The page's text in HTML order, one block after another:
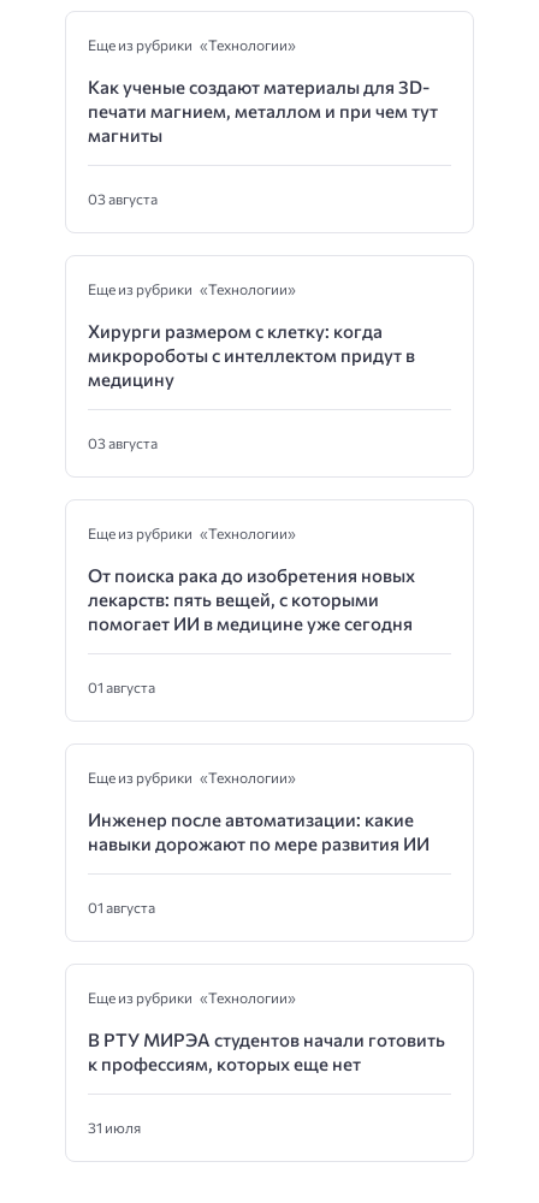
Еще из рубрики «Технологии»
Как ученые создают материалы для 3D-
печати магнием, металлом и при чем тут
магниты
03 августа
Еще из рубрики «Технологии»
Хирурги размером с клетку: когда
микророботы с интеллектом придут в
медицину
03 августа
Еще из рубрики «Технологии»
От поиска рака до изобретения новых
лекарств: пять вещей, с которыми
помогает ИИ в медицине уже сегодня
01 августа
Еще из рубрики «Технологии»
Инженер после автоматизации: какие
навыки дорожают по мере развития ИИ
01 августа
Еще из рубрики «Технологии»
В РТУ МИРЭА студентов начали готовить
к профессиям, которых еще нет
31 июля